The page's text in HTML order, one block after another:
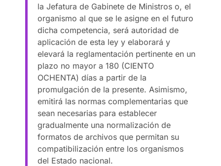
la Jefatura de Gabinete de Ministros o, el
organismo al que se le asigne en el futuro
dicha competencia, será autoridad de
aplicación de esta ley y elaborará y
elevará la reglamentación pertinente en un
plazo no mayor a 180 (CIENTO
OCHENTA) días a partir de la
promulgación de la presente. Asimismo,
emitirá las normas complementarias que
sean necesarias para establecer
gradualmente una normalización de
formatos de archivos que permitan su
compatibilización entre los organismos
del Estado nacional.